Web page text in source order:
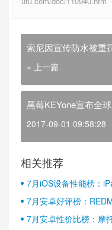
索尼因宣传防水被重
« 上一篇
黑莓KEYone宣布全
2017-09-01 09:58:28
相关推荐
7月iOS设备性能榜：
7月安卓好评榜：
半壁江山
7月安卓性价比榜：摩